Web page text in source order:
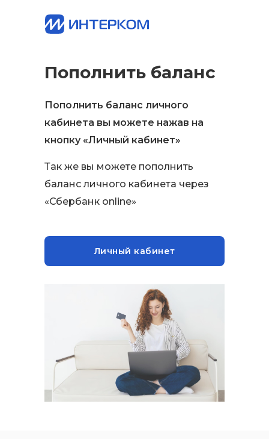
Пополнить баланс
Пополнить баланс личного
кабинета вы можете нажав на
кнопку «Личный кабинет»
Так же вы можете пополнить
баланс личного кабинета через
«Сбербанк online»
Личный кабинет